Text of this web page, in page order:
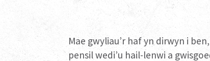
Mae gwyliau’r haf yn dirwyn i
pensil wedi’u hail-lenwi a